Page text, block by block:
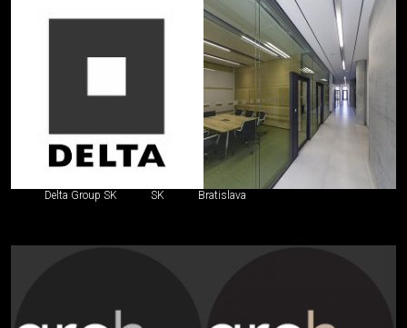
Delta Group SK SK Bratislava